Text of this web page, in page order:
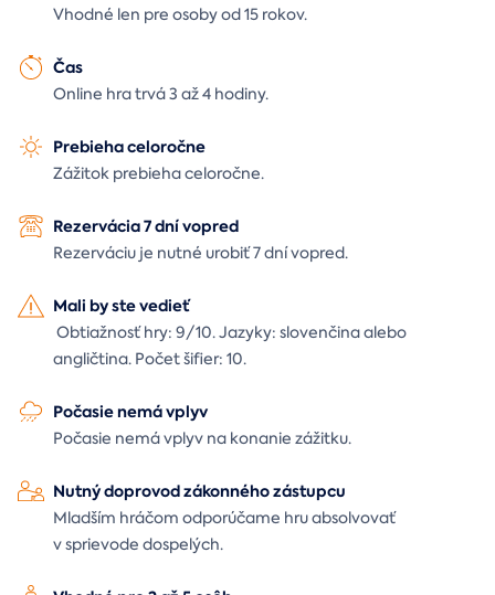
Vhodné len pre osoby od 15 rokov.
Čas
Online hra trvá 3 až 4 hodiny.
Prebieha celoročne
Zážitok prebieha celoročne.
Rezervácia 7 dní vopred
Rezerváciu je nutné urobiť 7 dní vopred.
Mali by ste vedieť
Obtiažnosť hry: 9/10. Jazyky: slovenčina alebo
angličtina. Počet šifier: 10.
Počasie nemá vplyv
Počasie nemá vplyv na konanie zážitku.
Nutný doprovod zákonného zástupcu
Mladším hráčom odporúčame hru absolvovať
v sprievode dospelých.